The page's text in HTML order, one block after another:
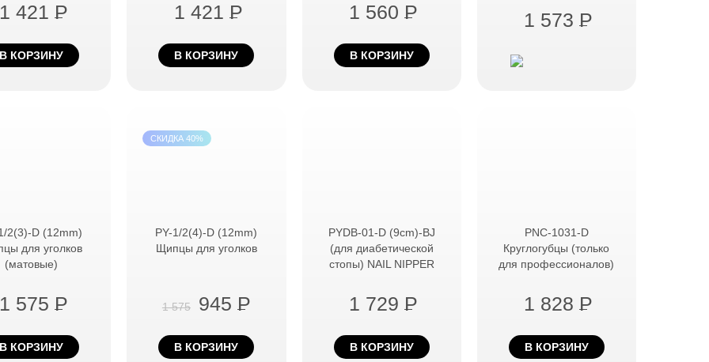
1 421 P
В КОРЗИНУ
1 421 P
В КОРЗИНУ
1 560P
В КОРЗИНУ
1 573P
2(3)-D (12mm)
для уголков
(матовые)
1 575 P
В КОРЗИНУ
СКИДКА 40%
PY-1/2(4)-D (12mm)
Щипцы для уголков
1 575 945 P
В КОРЗИНУ
PYDB-01-D (9cm)-BJ
(для диабетической
стопы) NAIL NIPPER
1 729 P
В КОРЗИНУ
PNC-1031-D
Круглогубцы (только
для профессионалов)
1 828 P
В КОРЗИНУ